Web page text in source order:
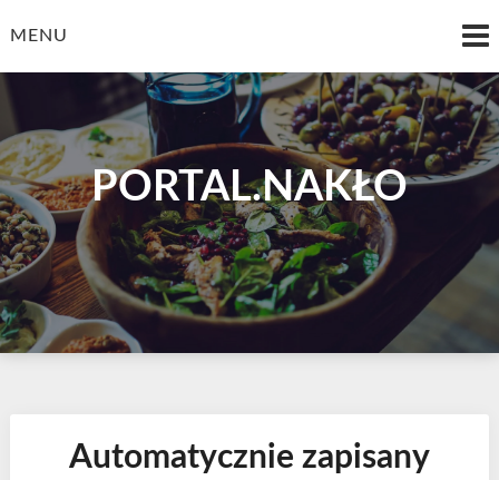
toMENU
PORTAL.NAKŁO
Automatycznie zapisany